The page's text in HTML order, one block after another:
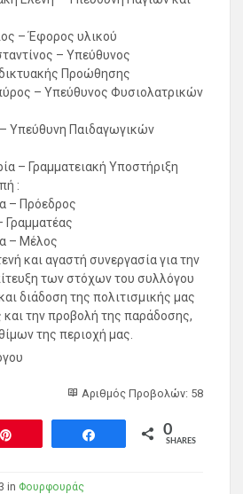
– Έφορος υλικού
– Υπεύθυνος
Προώθησης
– Υπεύθυνος Φυσιολατρικών
Υπεύθυνη Παιδαγωγικών
– Γραμματειακή Υποστήριξη
:
– Πρόεδρος
– Μέλος
και αγαστή συνεργασία για την
των στόχων του συλλόγου
διάδοση της πολιτισμικής μας
την προβολή της παράδοσης,
της περιοχή μας.
Αριθμός Προβολών: 58
0
SHARES
in Φουρφουράς